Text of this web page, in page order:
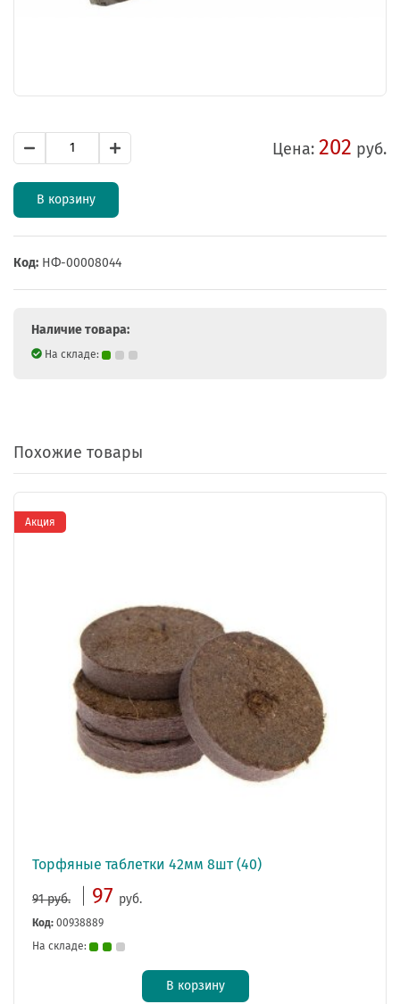
Цена: 202 руб.
В корзину
Код: НФ-00008044
Наличие товара:
На складе:
Похожие товары
Торфяные таблетки 42мм 8шт (40)
91 руб. 97 руб.
Код: 00938889
На складе:
В корзину
Акция